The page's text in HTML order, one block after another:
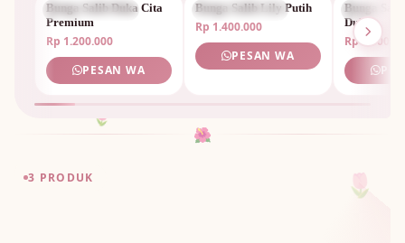
🌷
BUNGA SALIB
Bunga Salib Duka Cita
Premium
Rp 1.200.000
PESAN WA
BUNGA SALIB
Bunga Salib Lily Putih
Rp 1.400.000
PESAN WA
BUNGA
Bunga
Duka
Rp
🌺
3 PRODUK 🌷